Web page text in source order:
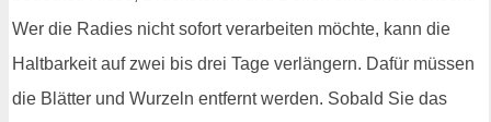
Wer die Radies nicht sofort verarbeiten möchte, kann die
Haltbarkeit auf zwei bis drei Tage verlängern. Dafür müssen
die Blätter und Wurzeln entfernt werden. Sobald Sie das